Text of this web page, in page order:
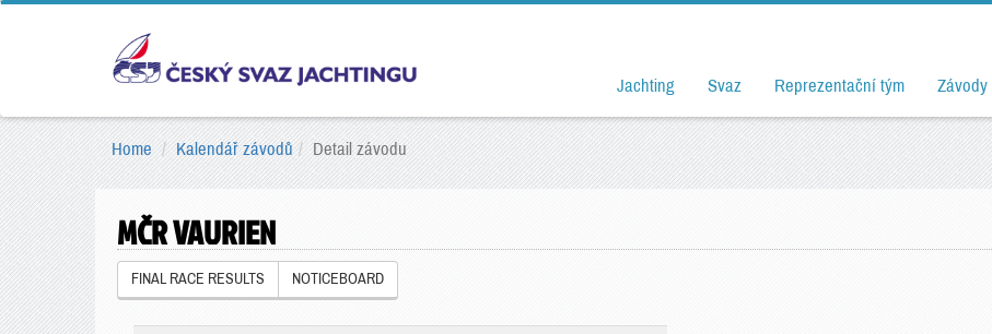
Jachting Svaz Reprezentační tým Závody
Home Kalendář závodů Detail závodu
MČR VAURIEN
FINAL RACE RESULTS NOTICEBOARD